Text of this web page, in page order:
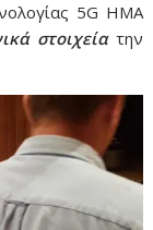
5G ΗΜΑ
στοιχείατην